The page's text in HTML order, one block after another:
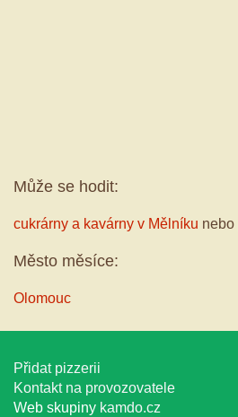
Může se hodit:
cukrárny a kavárny v Mělníku nebo
Město měsíce:
Olomouc
Přidat pizzerii
Kontakt na provozovatele
Web skupiny kamdo.cz